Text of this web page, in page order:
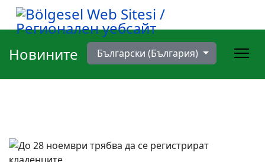
Изберете език
Български (България)
Новините